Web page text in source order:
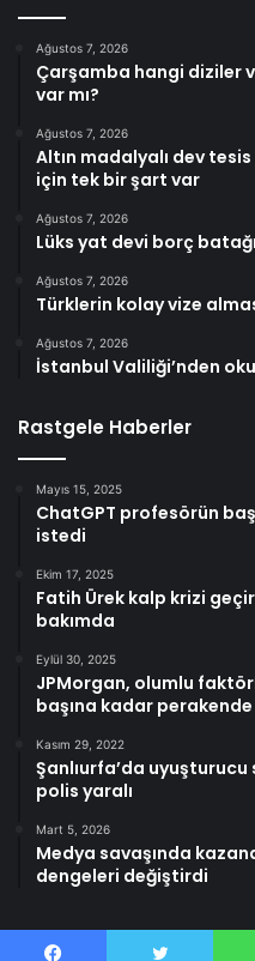
Ağustos 7, 2026
Çarşamba hangi diziler
var mı?
Ağustos 7, 2026
Altın madalyalı dev
için tek bir şart var
Ağustos 7, 2026
Lüks yat devi borç
Ağustos 7, 2026
Türklerin kolay vize
Ağustos 7, 2026
İstanbul Valiliği’nden
Rastgele Haberler
Mayıs 15, 2025
ChatGPT profesörün
istedi
Ekim 17, 2025
Fatih Ürek kalp krizi
bakımda
Eylül 30, 2025
JPMorgan, olumlu
başına kadar
Kasım 29, 2022
Şanlıurfa’da uyuşturucu
polis yaralı
Mart 5, 2026
Medya savaşında
dengeleri değiştirdi